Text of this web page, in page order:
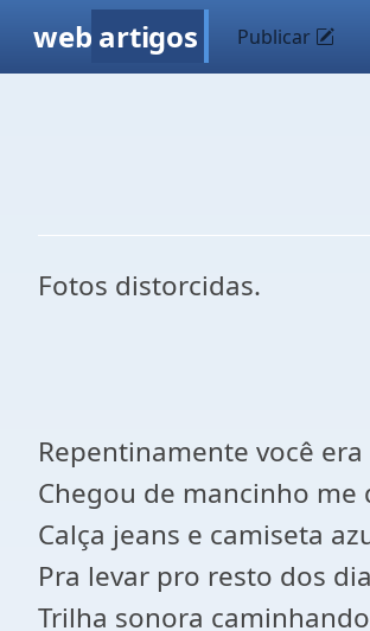
web artigos Publicar
Fotos distorcidas.
Repentinamente você
Chegou de mancinho me
Calça jeans e camiseta
Pra levar pro resto dos
Trilha sonora